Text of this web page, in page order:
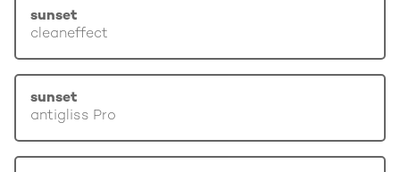
sunset
cleaneffect
sunset
antigliss Pro